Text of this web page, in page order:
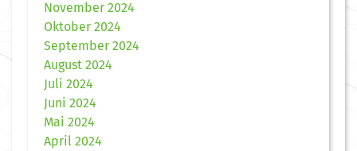
November 2024
Oktober 2024
September 2024
August 2024
Juli 2024
Juni 2024
Mai 2024
April 2024